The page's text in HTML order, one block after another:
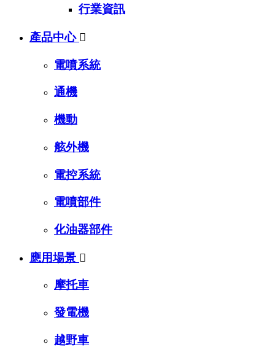
行業資訊
產品中心 
電噴系統
通機
機動
舷外機
電控系統
電噴部件
化油器部件
應用場景 
摩托車
發電機
越野車